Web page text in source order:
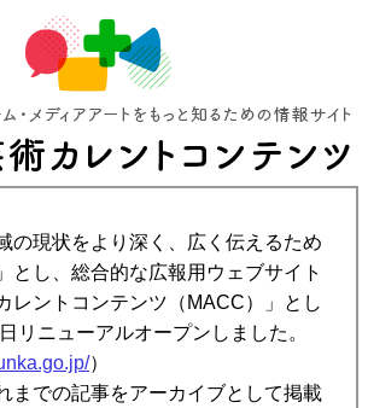
の現状をより深く、広く伝えるため
とし、総合的な広報用ウェブサイト
レントコンテンツ（MACC）」とし
リニューアルオープンしました。
）
までの記事をアーカイブとして掲載